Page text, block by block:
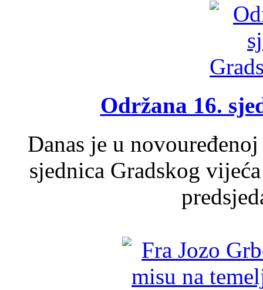
Održana 16.
Danas je u
sjednica Gradskog